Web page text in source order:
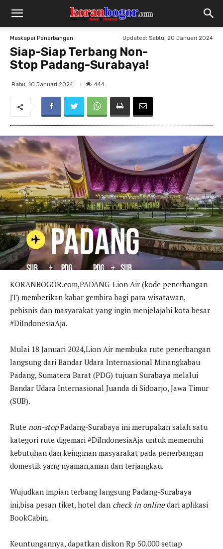
Maskapai Penerbangan Updated: Sabtu, 20 Januari 2024
Siap-Siap Terbang Non-
Stop Padang-Surabaya!
Rabu, 10 Januari 2024 444
KORANBOGOR.com,PADANG-Lion Air (kode penerbangan
JT) memberikan kabar gembira bagi para wisatawan,
pebisnis dan masyarakat yang ingin menjelajahi kota besar
#DiIndonesiaAja.
Mulai 18 Januari 2024,Lion Air membuka rute penerbangan
langsung dari Bandar Udara Internasional Minangkabau
Padang, Sumatera Barat (PDG) tujuan Surabaya melalui
Bandar Udara Internasional Juanda di Sidoarjo, Jawa Timur
(SUB).
Rute non-stopPadang-Surabaya ini merupakan salah satu
kategori rute digemari #DiIndonesiaAja untuk memenuhi
kebutuhan dan keinginan masyarakat pada penerbangan
domestik yang nyaman,aman dan terjangkau.
Wujudkan impian terbang langsung Padang-Surabaya
ini,bisa pesan tiket, hotel dan check in onlinedari aplikasi
BookCabin.
Keuntungannya, dapatkan diskon Rp 50.000 setiap